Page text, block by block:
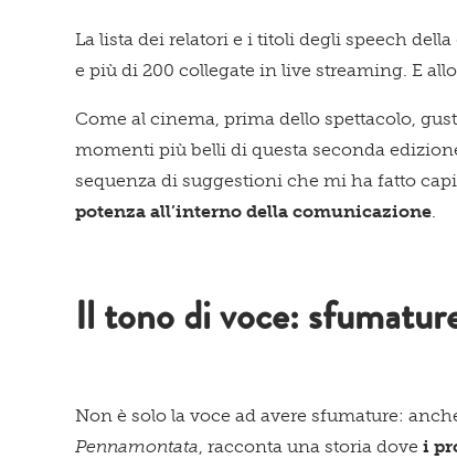
La lista dei relatori e i titoli degli speech
e più di 200 collegate in live streaming. E
Come al cinema, prima dello spettacolo,
momenti più belli di questa seconda
sequenza di suggestioni che mi ha fatto
potenza all’interno della comunicazione.
Il tono di voce:
Non è solo la voce ad avere sfumature:
Pennamontata, racconta una storia dovei